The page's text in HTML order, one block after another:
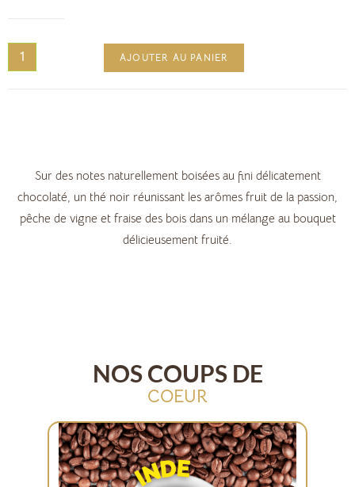
AJOUTER AU PANIER
Sur des notes naturellement boisées au fini délicatement
chocolaté, un thé noir réunissant les arômes fruit de la passion,
pêche de vigne et fraise des bois dans un mélange au bouquet
délicieusement fruité.
NOS COUPS DE
COEUR